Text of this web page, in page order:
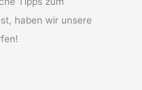
haben wir unsere